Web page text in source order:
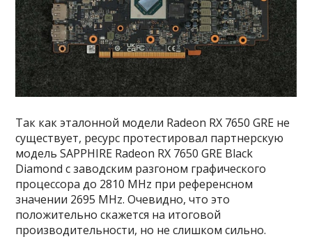
Так как эталонной модели Radeon RX 7650 GRE не
существует, ресурс протестировал партнерскую
модель SAPPHIRE Radeon RX 7650 GRE Black
Diamond с заводским разгоном графического
процессора до 2810 MHz при референсном
значении 2695 MHz. Очевидно, что это
положительно скажется на итоговой
производительности, но не слишком сильно.